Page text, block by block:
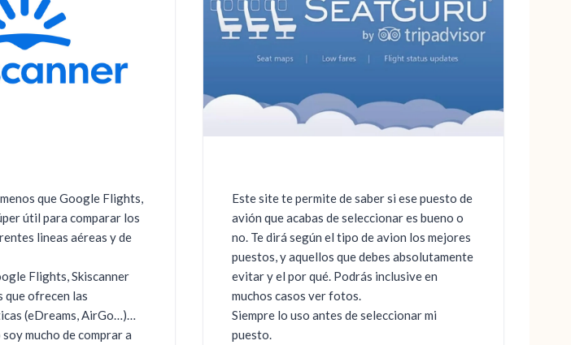
que Google Flights,
útil para comparar los
lineas aéreas y de
Flights, Skiscanner
que ofrecen las
(eDreams, AirGo…)…
mucho de comprar a
Este site te permite de saber si ese puesto de
avión que acabas de seleccionar es bueno o
no. Te dirá según el tipo de avion los mejores
puestos, y aquellos que debes absolutamente
evitar y el por qué. Podrás inclusive en
muchos casos ver fotos.
Siempre lo uso antes de seleccionar mi
puesto.